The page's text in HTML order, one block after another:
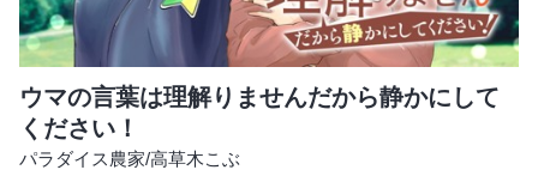
ウマの言葉は理解りませんだから静かにして
ください！
パラダイス農家/高草木こぶ